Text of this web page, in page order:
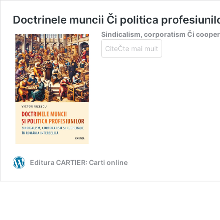
Doctrinele muncii Či politica
Sindicalism, corporatism Či
CiteČte mai mult
Editura CARTIER: Carti online